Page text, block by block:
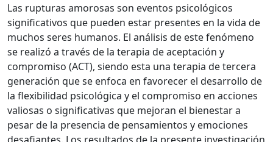
Las rupturas amorosas son eventos psicológicos
significativos que pueden estar presentes en la vida de
muchos seres humanos. El análisis de este fenómeno
se realizó a través de la terapia de aceptación y
compromiso (ACT), siendo esta una terapia de tercera
generación que se enfoca en favorecer el desarrollo de
la flexibilidad psicológica y el compromiso en acciones
valiosas o significativas que mejoran el bienestar a
pesar de la presencia de pensamientos y emociones